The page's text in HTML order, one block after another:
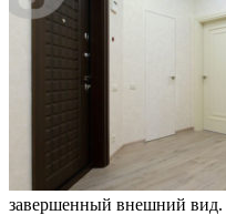
завершенный внешний вид.